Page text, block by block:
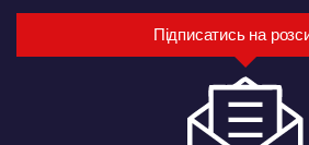
Підписатись на